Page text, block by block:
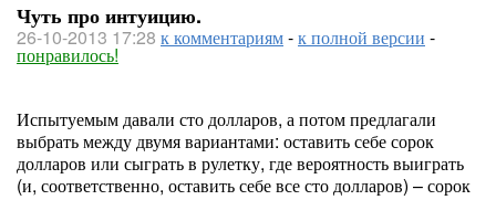
Чуть про интуицию.
26-10-2013 17:28 к комментариям-к полной версии -
понравилось!
Испытуемым давали сто долларов, а потом предлагали
выбрать между двумя вариантами: оставить себе сорок
долларов или сыграть в рулетку, где вероятность выиграть
(и, соответственно, оставить себе все сто долларов) – сорок